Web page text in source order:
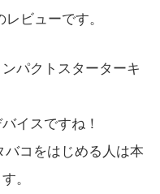
ビューです。
パクトスターターキ
イスですね！
バコをはじめる人は本
。